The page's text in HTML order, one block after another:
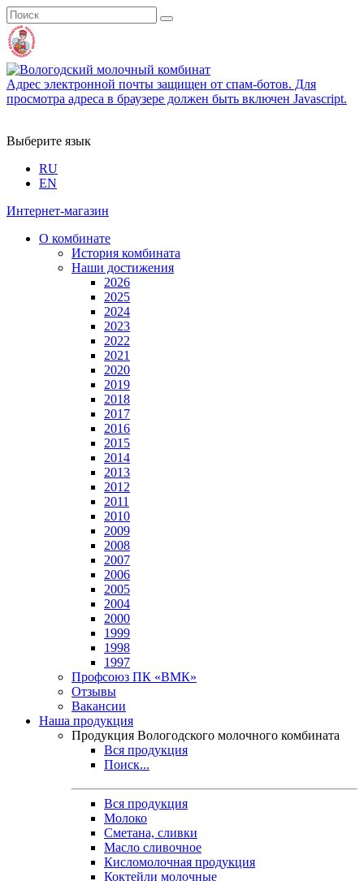
Адрес электронной почты защищен от спам-ботов. Для
просмотра адреса в браузере должен быть включен Javascript.
Выберите язык
RU
EN
Интернет-магазин
О комбинате
История комбината
Наши достижения
2026
2025
2024
2023
2022
2021
2020
2019
2018
2017
2016
2015
2014
2013
2012
2011
2010
2009
2008
2007
2006
2005
2004
2000
1999
1998
1997
Профсоюз ПК «ВМК»
Отзывы
Вакансии
Наша продукция
Продукция Вологодского молочного комбината
Вся продукция
Поиск...
Вся продукция
Молоко
Сметана, сливки
Масло сливочное
Кисломолочная продукция
Коктейли молочные